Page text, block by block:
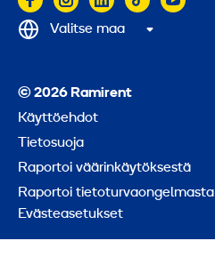
© 2026 Ramirent
Käyttöehdot
Tietosuoja
Raportoi väärinkäytöksestä
Raportoi tietoturvaongelmasta
Evästeasetukset
Valitse maa